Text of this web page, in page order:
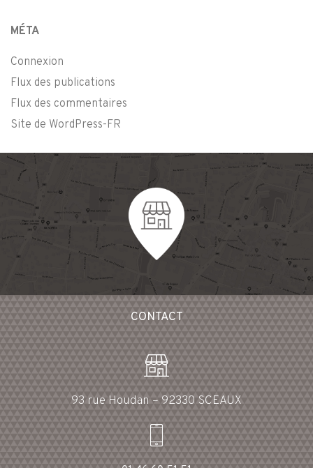
MÉTA
Connexion
Flux des publications
Flux des commentaires
Site de WordPress-FR
CONTACT
93 rue Houdan – 92330 SCEAUX